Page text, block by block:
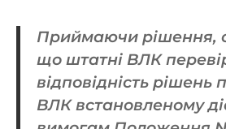
Приймаючи рішення,
що штатні ВЛК
відповідність рішень
ВЛК встановленому